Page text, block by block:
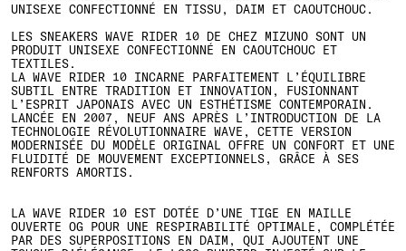
UNISEXE CONFECTIONNÉ EN TISSU, DAIM ET CAOUTCHOUC.
LES SNEAKERS WAVE RIDER 10 DE CHEZ MIZUNO SONT UN
PRODUIT UNISEXE CONFECTIONNÉ EN CAOUTCHOUC ET
TEXTILES.
LA WAVE RIDER 10 INCARNE PARFAITEMENT L’ÉQUILIBRE
SUBTIL ENTRE TRADITION ET INNOVATION, FUSIONNANT
L’ESPRIT JAPONAIS AVEC UN ESTHÉTISME CONTEMPORAIN.
LANCÉE EN 2007, NEUF ANS APRÈS L’INTRODUCTION DE LA
TECHNOLOGIE RÉVOLUTIONNAIRE WAVE, CETTE VERSION
MODERNISÉE DU MODÈLE ORIGINAL OFFRE UN CONFORT ET UNE
FLUIDITÉ DE MOUVEMENT EXCEPTIONNELS, GRÂCE À SES
RENFORTS AMORTIS.
LA WAVE RIDER 10 EST DOTÉE D’UNE TIGE EN MAILLE
OUVERTE OG POUR UNE RESPIRABILITÉ OPTIMALE, COMPLÉTÉE
PAR DES SUPERPOSITIONS EN DAIM, QUI AJOUTENT UNE